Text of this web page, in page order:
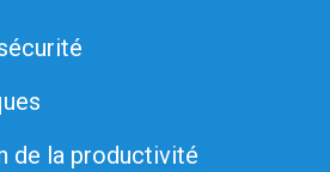
de la productivité